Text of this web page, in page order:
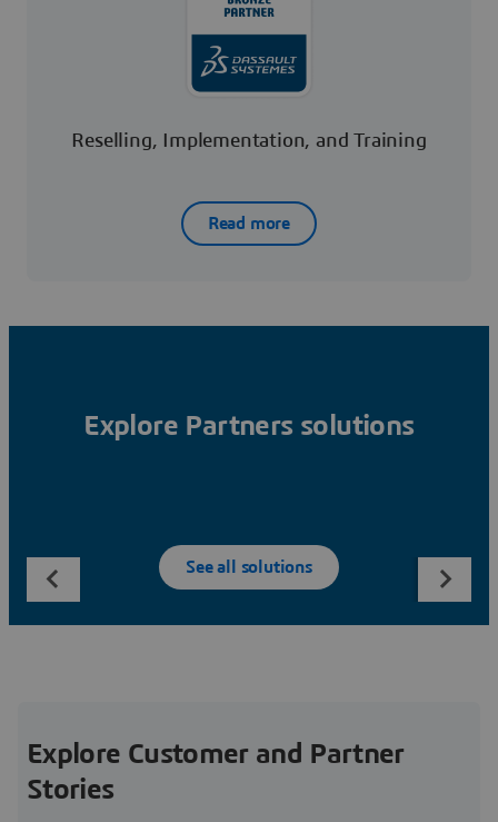
Reselling, Implementation, and Training
Read more
Explore Partners solutions
See all solutions
Explore Customer and Partner
Stories